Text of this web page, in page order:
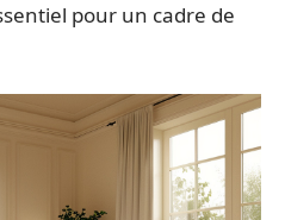
pour un cadre de